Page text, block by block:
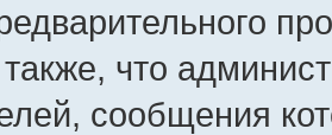
что
сообщения